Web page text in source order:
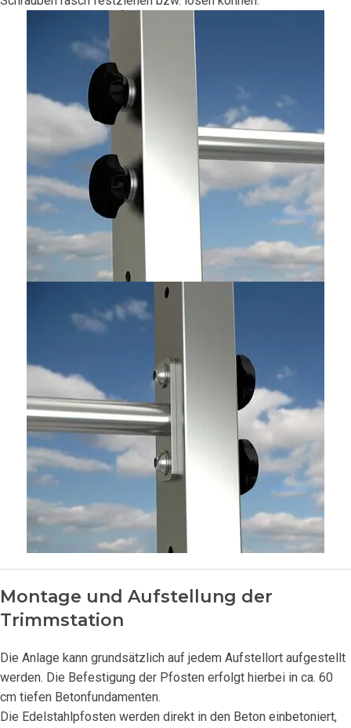
Montage und Aufstellung der
Trimmstation
Die Anlage kann grundsätzlich auf jedem Aufstellort aufgestellt
werden. Die Befestigung der Pfosten erfolgt hierbei in ca. 60
cm tiefen Betonfundamenten.
Die Edelstahlpfosten werden direkt in den Beton einbetoniert,